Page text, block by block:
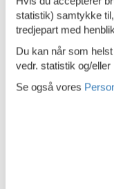
Ovn
Radio
Sengetøj
Separat køkken
statistik) samtykke
tredjepart med
Du kan når som
vedr. statistik og/
Se også vores